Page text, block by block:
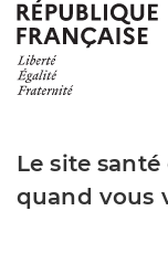
Le site
quand vous